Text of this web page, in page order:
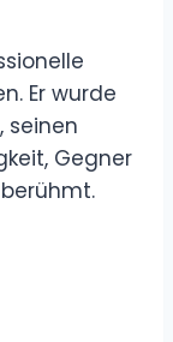
Er wurde
seinen
Gegner